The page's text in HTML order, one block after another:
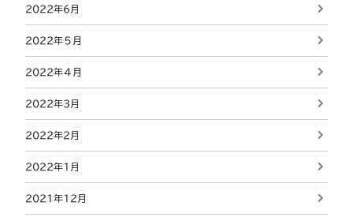
2022年6月
2022年５月
2022年４月
2022年3月
2022年2月
2022年1月
2021年12月